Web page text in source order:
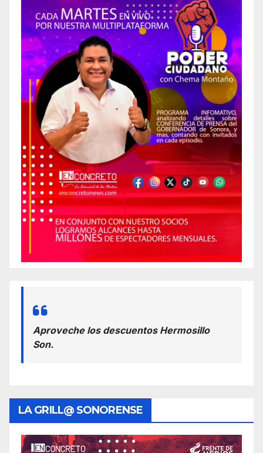
Aproveche los descuentos Hermosillo
Son.
LA GRILL@ SONORENSE